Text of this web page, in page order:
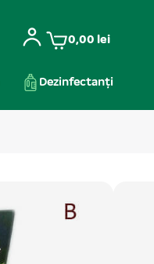
0,00 lei
Dezinfectanți